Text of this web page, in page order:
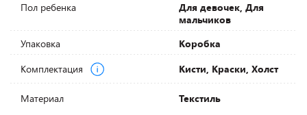
Пол ребенка
Для девочек, Для
мальчиков
Упаковка
Коробка
Комплектация
Кисти, Краски, Холст
Материал
Текстиль